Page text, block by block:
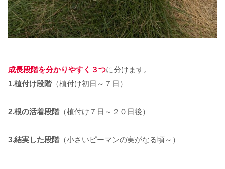
成長段階を分かりやすく３つに分けます。
1.植付け段階（植付け初日～７日）
2.根の活着段階（植付け７日～２０日後）
3.結実した段階（小さいピーマンの実がなる頃～）